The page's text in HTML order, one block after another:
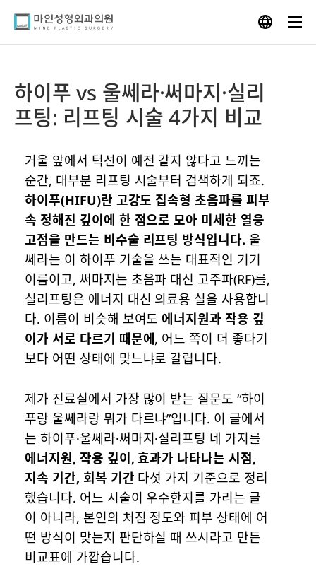
content
하이푸 vs 울쎄라·써마지·실리
프팅: 리프팅 시술 4가지 비교
거울 앞에서 턱선이 예전 같지 않다고 느끼는
순간, 대부분 리프팅 시술부터 검색하게 되죠.
하이푸(HIFU)란 고강도 집속형 초음파를 피부
속 정해진 깊이에 한 점으로 모아 미세한 열응
고점을 만드는 비수술 리프팅 방식입니다. 울
쎄라는 이 하이푸 기술을 쓰는 대표적인 기기
이름이고, 써마지는 초음파 대신 고주파(RF)를,
실리프팅은 에너지 대신 의료용 실을 사용합니
다. 이름이 비슷해 보여도 에너지원과 작용 깊
이가 서로 다르기 때문에, 어느 쪽이 더 좋다기
보다 어떤 상태에 맞느냐로 갈립니다.
제가 진료실에서 가장 많이 받는 질문도 “하이
푸랑 울쎄라랑 뭐가 다르냐”입니다. 이 글에서
는 하이푸·울쎄라·써마지·실리프팅 네 가지를
에너지원, 작용 깊이, 효과가 나타나는 시점,
지속 기간, 회복 기간 다섯 가지 기준으로 정리
했습니다. 어느 시술이 우수한지를 가리는 글
이 아니라, 본인의 처짐 정도와 피부 상태에 어
떤 방식이 맞는지 판단하실 때 쓰시라고 만든
비교표에 가깝습니다.